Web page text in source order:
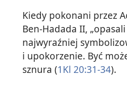
Kiedy pokonani przez
Ben-Hadada II,
najwyraźniej
i upokorzenie. Być
sznura (1Kl 20:31-34).